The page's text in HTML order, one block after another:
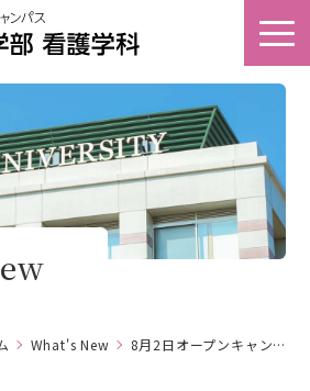
アクセス
看護キャリア
教育研究センター
What's New 8月2日オープンキャンパスの開催について